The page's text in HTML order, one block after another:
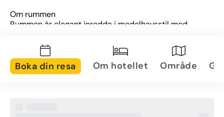
Om rummen
Rummen är elegant inredda i medelhavsstil med
har utsikt över trädgården, poolen eller havet.
Komfort och design är i fokus.
Övrig information
Boka din resa Om hotellet Område